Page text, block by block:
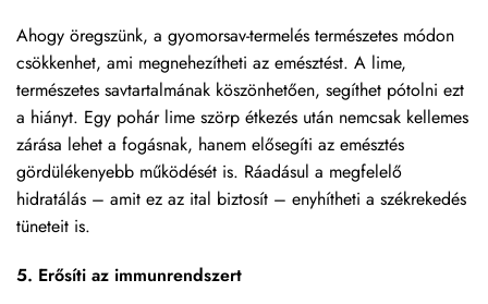
Ahogy öregszünk, a gyomorsav-termelés természetes módon
csökkenhet, ami megnehezítheti az emésztést. A lime,
természetes savtartalmának köszönhetően, segíthet pótolni ezt
a hiányt. Egy pohár lime szörp étkezés után nemcsak kellemes
zárása lehet a fogásnak, hanem elősegíti az emésztés
gördülékenyebb működését is. Ráadásul a megfelelő
hidratálás – amit ez az ital biztosít – enyhítheti a székrekedés
tüneteit is.
5. Erősíti az immunrendszert